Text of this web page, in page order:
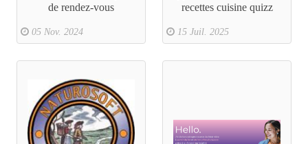
de rendez-vous
05 Nov. 2024
recettes cuisine quizz
15 Juil. 2025